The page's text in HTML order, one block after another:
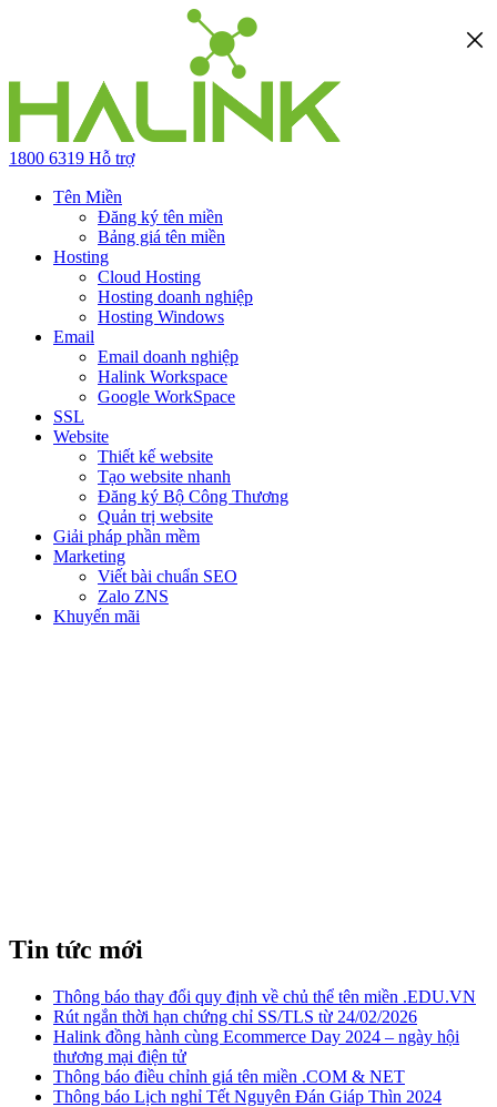
1800 6319 Hỗ trợ
Tên Miền
Đăng ký tên miền
Bảng giá tên miền
Hosting
Cloud Hosting
Hosting doanh nghiệp
Hosting Windows
Email
Email doanh nghiệp
Halink Workspace
Google WorkSpace
SSL
Website
Thiết kế website
Tạo website nhanh
Đăng ký Bộ Công Thương
Quản trị website
Giải pháp phần mềm
Marketing
Viết bài chuẩn SEO
Zalo ZNS
Khuyến mãi
Tin tức mới
Thông báo thay đổi quy định về chủ thể tên miền .EDU.VN
Rút ngắn thời hạn chứng chỉ SS/TLS từ 24/02/2026
Halink đồng hành cùng Ecommerce Day 2024 – ngày hội
thương mại điện tử
Thông báo điều chỉnh giá tên miền .COM & NET
Thông báo Lịch nghỉ Tết Nguyên Đán Giáp Thìn 2024